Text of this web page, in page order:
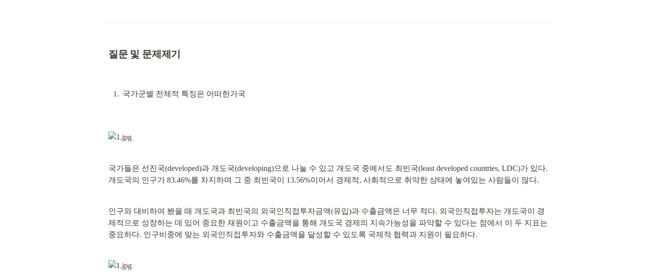
질문 및 문제제기
국가군별 전체적 특징은 어떠한가국
국가들은 선진국(developed)과 개도국(developing)으로 나눌 수 있고 개도국 중에서도 최빈국(least developed countries, LDC)가 있다.
개도국의 인구가 83.46%를 차지하며 그 중 최빈국이 13.56%이어서 경제적, 사회적으로 취약한 상태에 놓여있는 사람들이 많다.
인구와 대비하여 봤을 때 개도국과 최빈국의 외국인직접투자금액(유입)과 수출금액은 너무 적다. 외국인직접투자는 개도국이 경
제적으로 성장하는 데 있어 중요한 재원이고 수출금액을 통해 개도국 경제의 지속가능성을 파악할 수 있다는 점에서 이 두 지표는
중요하다. 인구비중에 맞는 외국인직접투자와 수출금액을 달성할 수 있도록 국제적 협력과 지원이 필요하다.